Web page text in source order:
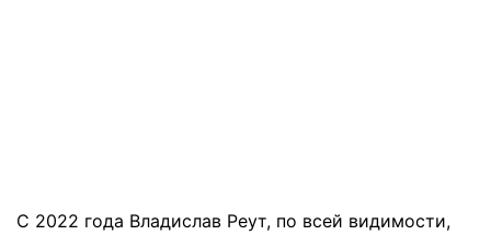
С 2022 года Владислав Реут, по всей видимости,